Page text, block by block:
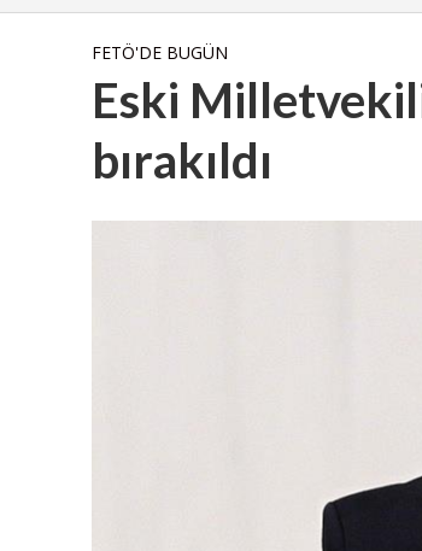
FETÖ'DE BUGÜN
Eski
bırakıldı